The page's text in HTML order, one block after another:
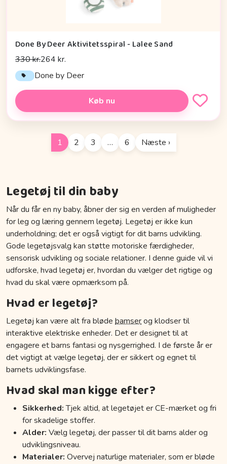
Done By Deer Aktivitetsspiral - Lalee Sand
330 kr.264 kr.
Done by Deer
Køb nu
1 2 3 … 6 Næste ›
Legetøj til din baby
Når du får en ny baby, åbner der sig en verden af muligheder
for leg og læring gennem legetøj. Legetøj er ikke kun
underholdning; det er også vigtigt for dit barns udvikling.
Gode legetøjsvalg kan støtte motoriske færdigheder,
sensorisk udvikling og sociale relationer. I denne guide vil vi
udforske, hvad legetøj er, hvordan du vælger det rigtige og
hvad du skal være opmærksom på.
Hvad er legetøj?
Legetøj kan være alt fra bløde bamserog klodser til
interaktive elektriske enheder. Det er designet til at
engagere et barns fantasi og nysgerrighed. I de første år er
det vigtigt at vælge legetøj, der er sikkert og egnet til
barnets udviklingsfase.
Hvad skal man kigge efter?
Sikkerhed:Tjek altid, at legetøjet er CE-mærket og fri
for skadelige stoffer.
Alder: Vælg legetøj, der passer til dit barns alder og
udviklingsniveau.
Materialer: Overvej naturlige materialer, som er bløde